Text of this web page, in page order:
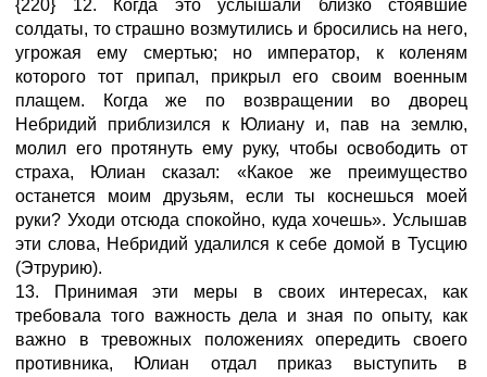
{220} 12. Когда это услышали близко стоявшие
солдаты, то страшно возмутились и бросились на него,
угрожая ему смертью; но император, к коленям
которого тот припал, прикрыл его своим военным
плащем. Когда же по возвращении во дворец
Небридий приблизился к Юлиану и, пав на землю,
молил его протянуть ему руку, чтобы освободить от
страха, Юлиан сказал: «Какое же преимущество
останется моим друзьям, если ты коснешься моей
руки? Уходи отсюда спокойно, куда хочешь». Услышав
эти слова, Небридий удалился к себе домой в Тусцию
(Этрурию).
13. Принимая эти меры в своих интересах, как
требовала того важность дела и зная по опыту, как
важно в тревожных положениях опередить своего
противника, Юлиан отдал приказ выступить в